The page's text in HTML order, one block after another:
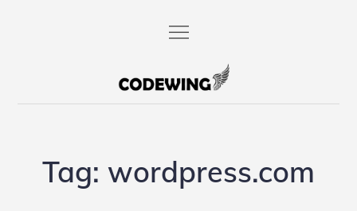
codewing.de
Tag: wordpress.com